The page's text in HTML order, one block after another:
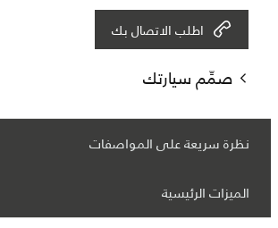
اطلب الاتصال بك
صمِّم سيارتك
نظرة سريعة على المواصفات
الميزات الرئيسية